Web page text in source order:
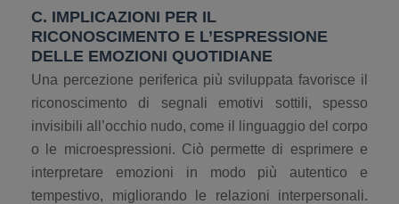
C. IMPLICAZIONI PER IL
RICONOSCIMENTO E L’ESPRESSIONE
DELLE EMOZIONI QUOTIDIANE
Una percezione periferica più sviluppata favorisce il
riconoscimento di segnali emotivi sottili, spesso
invisibili all’occhio nudo, come il linguaggio del corpo
o le microespressioni. Ciò permette di esprimere e
interpretare emozioni in modo più autentico e
tempestivo, migliorando le relazioni interpersonali.